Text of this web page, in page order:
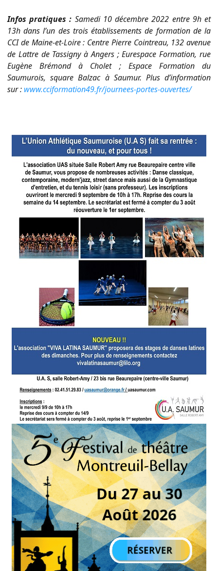
Infos pratiques : Samedi 10 décembre 2022 entre 9h et
13h dans l’un des trois établissements de formation de la
CCI de Maine-et-Loire : Centre Pierre Cointreau, 132 avenue
de Lattre de Tassigny à Angers ; Eurespace Formation, rue
Eugène Brémond à Cholet ; Espace Formation du
Saumurois, square Balzac à Saumur. Plus d’information
sur : www.cciformation49.fr/journees-portes-ouvertes/